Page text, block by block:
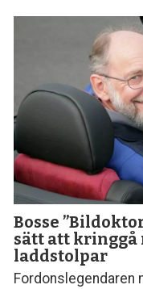
Bosse
sätt att kringgå
laddstolpar
Fordonslegendaren